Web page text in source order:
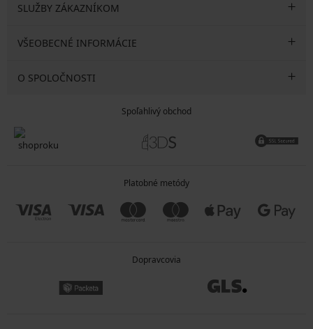
SLUŽBY ZÁKAZNÍKOM
VŠEOBECNÉ INFORMÁCIE
O SPOLOČNOSTI
Spoľahlivý obchod
Platobné metódy
Dopravcovia